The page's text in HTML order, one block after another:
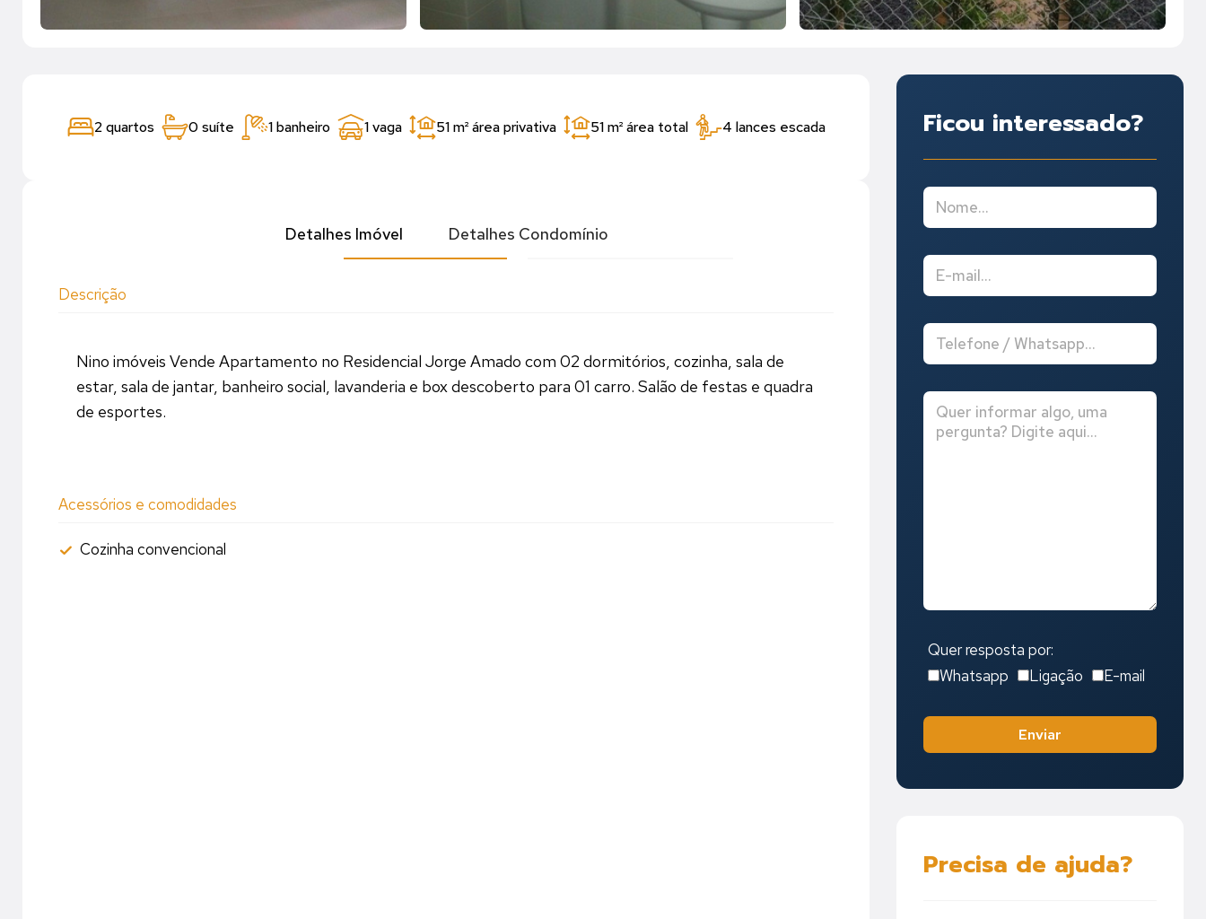
2 quartos 0 suíte 1 banheiro 1 vaga 51 m²área privativa 51 m²área total 4 lances escada
Detalhes Imóvel Detalhes Condomínio
Descrição
Nino imóveis Vende Apartamento no Residencial Jorge Amado com 02 dormitórios, cozinha, sala de
estar, sala de jantar, banheiro social, lavanderia e box descoberto para 01 carro. Salão de festas e quadra
de esportes.
Acessórios e comodidades
Cozinha convencional
Ficou interessado?
Quer resposta por:
Whatsapp
Ligação E-mail
Enviar
Precisa de ajuda?